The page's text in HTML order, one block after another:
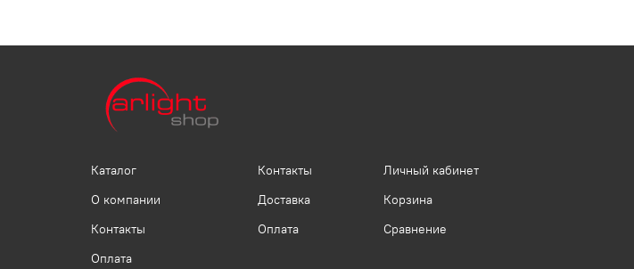
Каталог
О компании
Контакты
Оплата
Контакты
Доставка
Оплата
Личный кабинет
Корзина
Сравнение